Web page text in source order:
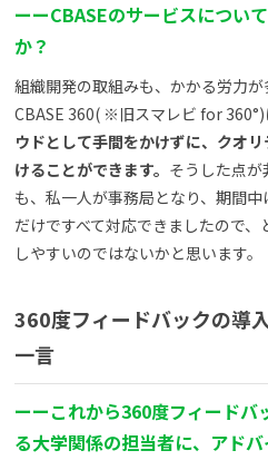
ーーCBASEのサービスについ
か？
組織開発の取組みも、かかる労力が
CBASE 360( ※旧スマレビ for
ウドとして手間をかけずに、クオ
けることができます。 そうした点
も、私一人が事務局となり、期間
だけですべて対応できましたので
しやすいのではないかと思います。
360度フィードバックの導
一言
ーーこれから360度フィードバ
る大学関係の担当者に、アド